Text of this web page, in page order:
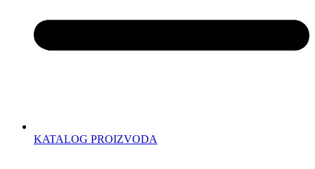
KATALOG PROIZVODA